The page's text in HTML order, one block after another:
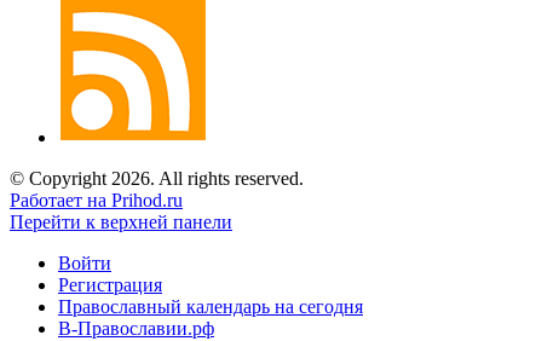
© Copyright 2026. All rights reserved.
Работает на Prihod.ru
Перейти к верхней панели
Войти
Регистрация
Православный календарь на сегодня
В-Православии.рф